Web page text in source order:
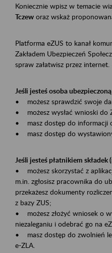
Koniecznie wpisz w temacie
Tczew oraz wskaż
Platforma eZUS to kanał
Zakładem Ubezpieczeń
spraw załatwisz przez internet.
Jeśli jesteś osoba
• możesz sprawdzić swoje
• możesz wysłać wnioski do
• masz dostęp do informacji
• masz dostęp do
Jeśli jesteś płatnikiem składek
• możesz skorzystać z
m.in. zgłosisz pracownika do
przekażesz dokumenty
z bazy ZUS;
• możesz złożyć wniosek o
niezaleganiu i odebrać go na
• masz dostęp do zwolnień
e-ZLA.